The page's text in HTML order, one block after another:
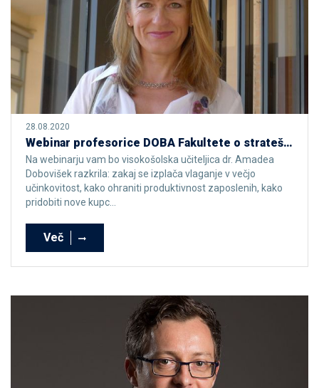
28.08.2020
Webinar profesorice DOBA Fakultete o strateških pristopih za čim hitrejše premagovanje krize
Na webinarju vam bo visokošolska učiteljica dr. Amadea
Dobovišek razkrila: zakaj se izplača vlaganje v večjo
učinkovitost, kako ohraniti produktivnost zaposlenih, kako
pridobiti nove kupc...
Več